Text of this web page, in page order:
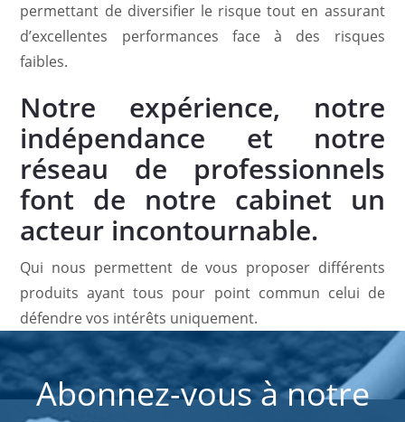
permettant de diversifier le risque tout en assurant
d’excellentes performances face à des risques
faibles.
Notre expérience, notre
indépendance et notre
réseau de professionnels
font de notre cabinet un
acteur incontournable.
Qui nous permettent de vous proposer différents
produits ayant tous pour point commun celui de
défendre vos intérêts uniquement.
Abonnez-vous à notre